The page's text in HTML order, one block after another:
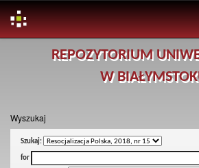
REPOZYTORIUM
W
Wyszukaj
Szukaj:
for